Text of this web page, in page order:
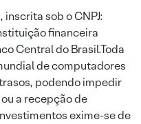
inscrita sob o CNPJ:
financeira
Central do Brasil.Toda
de computadores
podendo impedir
a recepção de
exime-se de